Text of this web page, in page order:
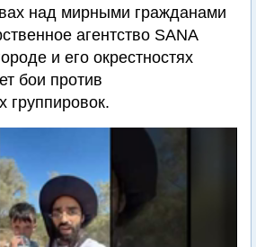
над мирными гражданами
агентство SANA
и его окрестностях
бои против
группировок.